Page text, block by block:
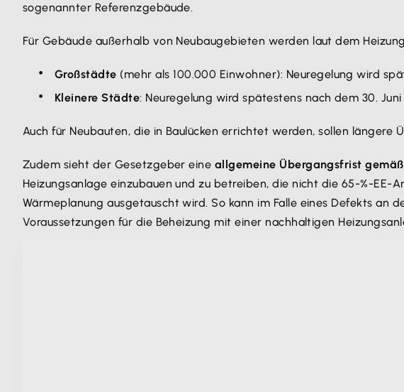
sogenannter Referenzgebäude.
Für Gebäude außerhalb von Neubaugebieten werden laut dem
Großstädte (mehr als 100.000 Einwohner): Neuregelung wird
Kleinere Städte: Neuregelung wird spätestens nach dem 30.
Auch für Neubauten, die in Baulücken errichtet werden, sollen längere
Zudem sieht der Gesetzgeber eine allgemeine Übergangsfrist
Heizungsanlage einzubauen und zu betreiben, die nicht die 65-%-
Wärmeplanung ausgetauscht wird. So kann im Falle eines Defekts an
Voraussetzungen für die Beheizung mit einer nachhaltigen